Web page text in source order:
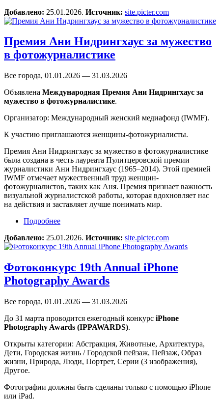
Добавлено: 25.01.2026. Источник: site.picter.com
Премия Ани Нидрингхаус за мужество
в фотожурналистике
Все города, 01.01.2026 — 31.03.2026
Объявлена Международная Премия Ани Нидрингхаус за
мужество в фотожурналистике.
Организатор: Международный женский медиафонд (IWMF).
К участию приглашаются женщины-фотожурналисты.
Премия Ани Нидрингхаус за мужество в фотожурналистике
была создана в честь лауреата Пулитцеровской премии
журналистики Ани Нидрингхаус (1965–2014). Этой премией
IWMF отмечает мужественный труд женщин-
фотожурналистов, таких как Аня. Премия признает важность
визуальной журналистской работы, которая вдохновляет нас
на действия и заставляет лучше понимать мир.
Подробнее
Добавлено: 25.01.2026. Источник: site.picter.com
Фотоконкурс 19th Annual iPhone
Photography Awards
Все города, 01.01.2026 — 31.03.2026
До 31 марта проводится ежегодный конкурс iPhone
Photography Awards (IPPAWARDS).
Открыты категории: Абстракция, Животные, Архитектура,
Дети, Городская жизнь / Городской пейзаж, Пейзаж, Образ
жизни, Природа, Люди, Портрет, Серии (3 изображения),
Другое.
Фотографии должны быть сделаны только с помощью iPhone
или iPad.